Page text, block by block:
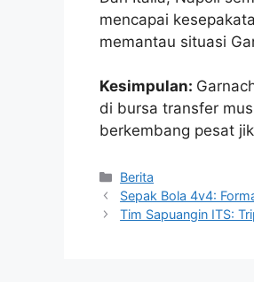
mencapai
memantau situasi
Kesimpulan:
di bursa transfer
berkembang pesat
Kategori
Berita
Sepak Bola 4v4:
Tim Sapuangin ITS: